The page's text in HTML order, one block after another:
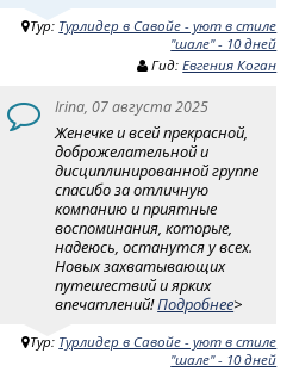
Тур: Турлидер в Савойе - уют в стиле
"шале" - 10 дней
Гид:Евгения Коган
Irina, 07 августа 2025
Женечке и всей прекрасной,
доброжелательной и
дисциплинированной группе
спасибо за отличную
компанию и приятные
воспоминания, которые,
надеюсь, останутся у всех.
Новых захватывающих
путешествий и ярких
впечатлений!Подробнее>
Тур: Турлидер в Савойе - уют в стиле
"шале" - 10 дней